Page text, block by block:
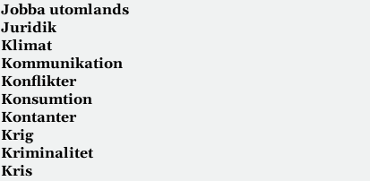
Jobba utomlands
Juridik
Klimat
Kommunikation
Konflikter
Konsumtion
Kontanter
Krig
Kriminalitet
Kris